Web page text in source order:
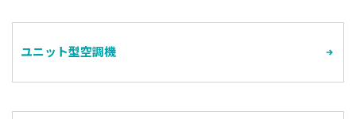
ユニット型空調機